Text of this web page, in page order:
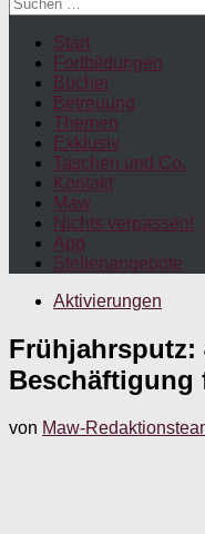
nach:
Start
Fortbildungen
Bücher
Betreuung
Themen
Exklusiv
Taschen und Co.
Kontakt
Maw
Nichts verpassen!
App
Stellenangebote
Aktivierungen
Frühjahrsputz:
Beschäftigung
von Maw-